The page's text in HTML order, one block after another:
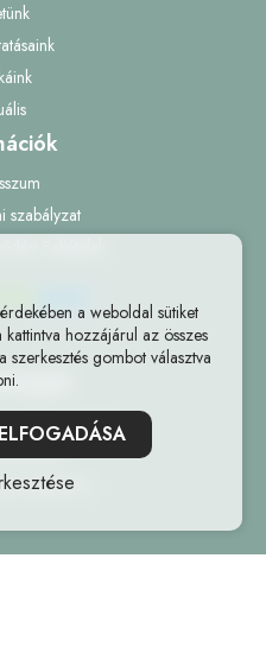
szabályzat
Zrínyi utca 43.
a weboldal sütiket
hozzájárul az összes
szerkesztés gombot választva